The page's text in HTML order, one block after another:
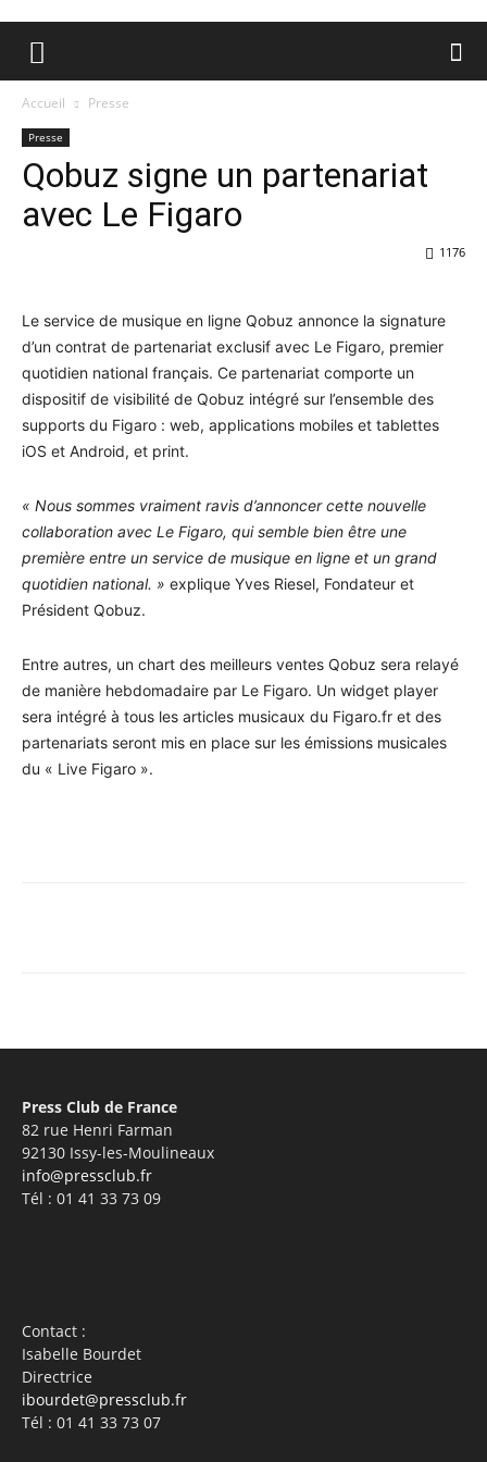
Accueil Presse
Presse
Qobuz signe un partenariat
avec Le Figaro
1176
Le service de musique en ligne Qobuz annonce la signature
d’un contrat de partenariat exclusif avec Le Figaro, premier
quotidien national français. Ce partenariat comporte un
dispositif de visibilité de Qobuz intégré sur l’ensemble des
supports du Figaro : web, applications mobiles et tablettes
iOS et Android, et print.
« Nous sommes vraiment ravis d’annoncer cette nouvelle
collaboration avec Le Figaro, qui semble bien être une
première entre un service de musique en ligne et un grand
quotidien national. » explique Yves Riesel, Fondateur et
Président Qobuz.
Entre autres, un chart des meilleurs ventes Qobuz sera relayé
de manière hebdomadaire par Le Figaro. Un widget player
sera intégré à tous les articles musicaux du Figaro.fr et des
partenariats seront mis en place sur les émissions musicales
du « Live Figaro ».
Press Club de France
82 rue Henri Farman
92130 Issy-les-Moulineaux
info@pressclub.fr
Tél : 01 41 33 73 09
Contact :
Isabelle Bourdet
Directrice
ibourdet@pressclub.fr
Tél : 01 41 33 73 07